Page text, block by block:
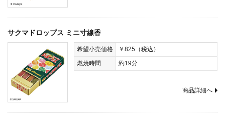
サクマドロップス ミニ寸線香
希望小売価格
￥825（税込）
燃焼時間
約19分
商品詳細へ